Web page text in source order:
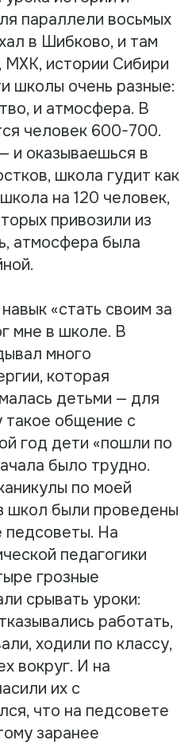
параллели восьмых
в Шибково, и там
МХК, истории Сибири
школы очень разные:
и атмосфера. В
человек 600-700.
и оказываешься в
школа гудит как
на 120 человек,
привозили из
атмосфера была
«стать своим за
мне в школе. В
много
которая
детьми — для
такое общение с
год дети «пошли по
было трудно.
по моей
школ были проведены
педсоветы. На
педагогики
грозные
срывать уроки:
работать,
ходили по классу,
вокруг. И на
их с
что на педсовете
заранее